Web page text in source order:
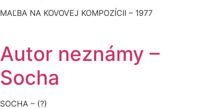
MAĽBA NA KOVOVEJ KOMPOZÍCII – 1977
Autor neznámy –
Socha
SOCHA – (?)